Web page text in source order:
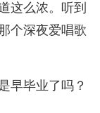
这么浓。听到
个深夜爱唱歌
早毕业了吗？